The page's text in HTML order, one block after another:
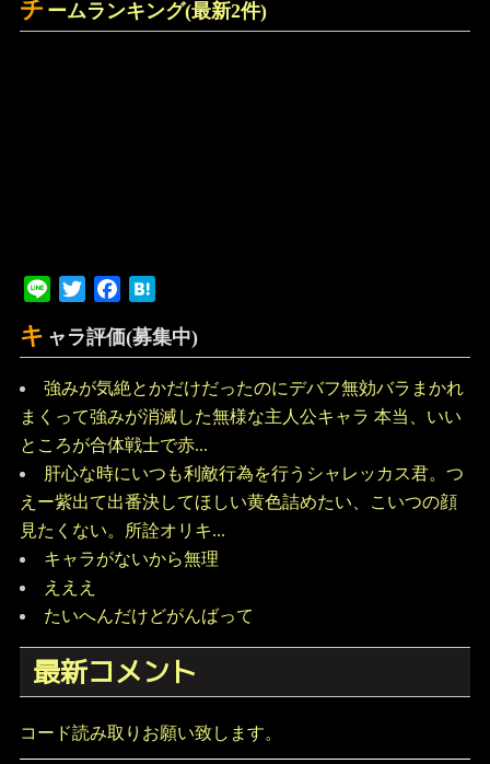
チ ームランキング(最新2件)
Line Twitter Facebook
キ ャラ評価(募集中)
強みが気絶とかだけだったのにデバフ無効バラまかれ
まくって強みが消滅した無様な主人公キャラ 本当、いい
ところが合体戦士で赤...
肝心な時にいつも利敵行為を行うシャレッカス君。つ
えー紫出て出番決してほしい黄色詰めたい、こいつの顔
見たくない。所詮オリキ...
キャラがないから無理
えええ
たいへんだけどがんばって
最新コメント
コード読み取りお願い致します。